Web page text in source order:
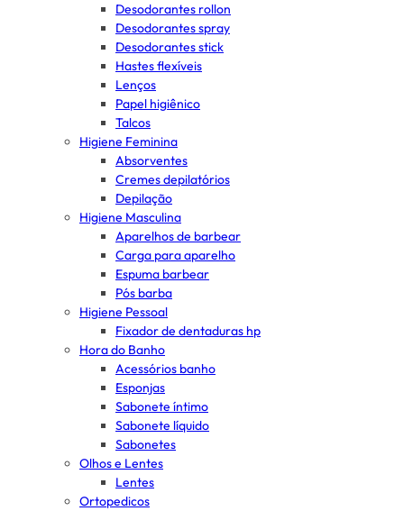
Desodorantes rollon
Desodorantes spray
Desodorantes stick
Hastes flexíveis
Lenços
Papel higiênico
Talcos
Higiene Feminina
Absorventes
Cremes depilatórios
Depilação
Higiene Masculina
Aparelhos de barbear
Carga para aparelho
Espuma barbear
Pós barba
Higiene Pessoal
Fixador de dentaduras hp
Hora do Banho
Acessórios banho
Esponjas
Sabonete íntimo
Sabonete líquido
Sabonetes
Olhos e Lentes
Lentes
Ortopedicos